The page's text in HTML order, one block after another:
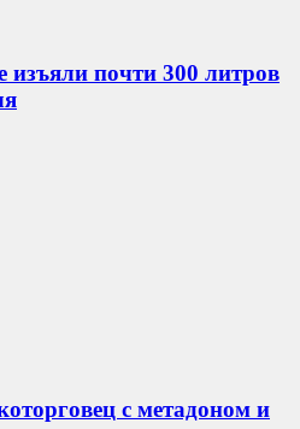
изъяли почти 300 литров
с метадоном и